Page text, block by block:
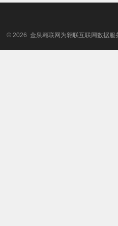
© 2026 金泉翱联网为翱联互联网数据